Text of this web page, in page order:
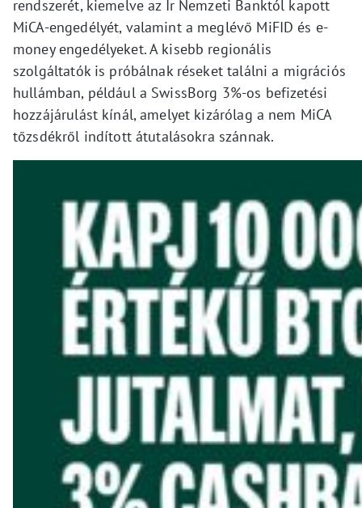
rendszerét, kiemelve az Ír Nemzeti Banktól kapott
MiCA-engedélyét, valamint a meglévő MiFID és e-
money engedélyeket. A kisebb regionális
szolgáltatók is próbálnak réseket találni a migrációs
hullámban, például a SwissBorg 3%-os befizetési
hozzájárulást kínál, amelyet kizárólag a nem MiCA
tőzsdékről indított átutalásokra szánnak.